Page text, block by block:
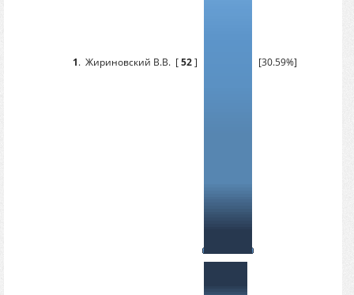
1. Жириновский В.В. [52] [30.59%]